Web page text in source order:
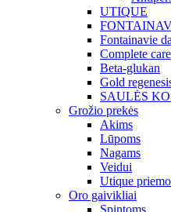
UTIQUE
Fontainavie
Complete care
Beta-glukan
Gold
SAULĖS
Grožio prekės
Akims
Lūpoms
Nagams
Veidui
Utique
Oro gaivikliai